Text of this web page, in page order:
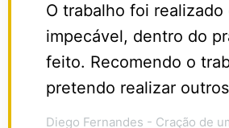
O trabalho foi realizado
impecável, dentro do
feito. Recomendo o
pretendo realizar
Diego Fernandes - Cração de